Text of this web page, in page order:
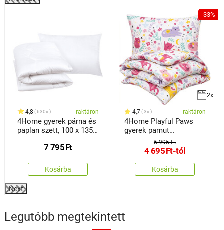
4,8 630x raktáron
4Home gyerek párna és
paplan szett, 100 x 135
7 795Ft
Kosárba
-33%
2x
4,7 3x raktáron
4Home Playful Paws
gyerek pamut
ágyneműhuzat
6 995 Ft
4 695Ft-tól
Kosárba
Next
Legutóbb megtekintett